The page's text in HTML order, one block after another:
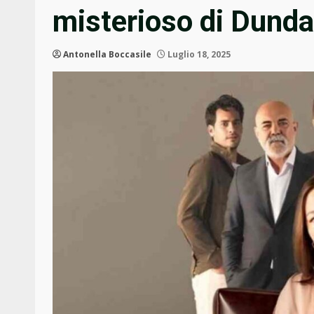
misterioso di
Antonella Boccasile Luglio 18, 2025